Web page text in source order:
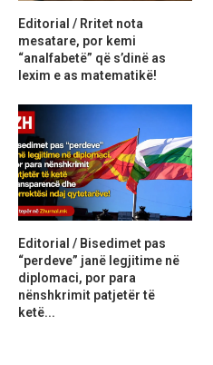
Editorial / Rritet nota
mesatare, por kemi
“analfabetë” që s’dinë as
lexim e as matematikë!
Editorial / Bisedimet pas
“perdeve” janë legjitime në
diplomaci, por para
nënshkrimit patjetër të
ketë...